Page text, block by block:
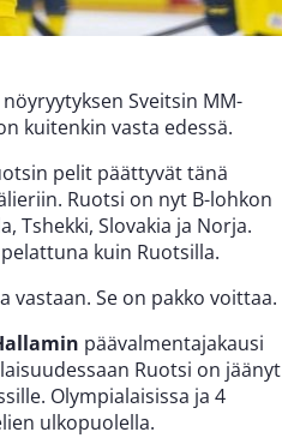
Sveitsin MM-
kuitenkin vasta edessä.
pelit päättyvät tänä
Ruotsi on nyt B-lohkon
Tshekki, Slovakia ja Norja.
kuin Ruotsilla.
vastaan. Se on pakko voittaa.
päävalmentajakausi
Ruotsi on jäänyt
Olympialaisissa ja 4
ulkopuolella.